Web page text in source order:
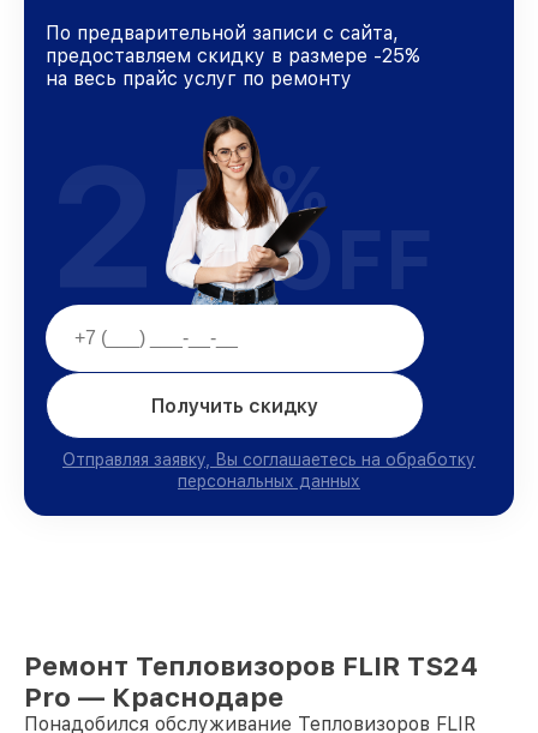
По предварительной записи с сайта,
предоставляем скидку в размере -25%
на весь прайс услуг по ремонту
Получить скидку
Отправляя заявку, Вы соглашаетесь на обработку
персональных данных
25%
OFF
Ремонт Тепловизоров FLIR TS24
Pro — Краснодаре
Понадобился обслуживание Тепловизоров FLIR